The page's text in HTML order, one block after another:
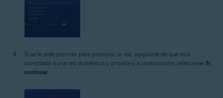
Si se le pide permiso para gestionar la red, asegúrese de que está
conectado a una red doméstica o privada y, a continuación, seleccione Sí,
continuar.